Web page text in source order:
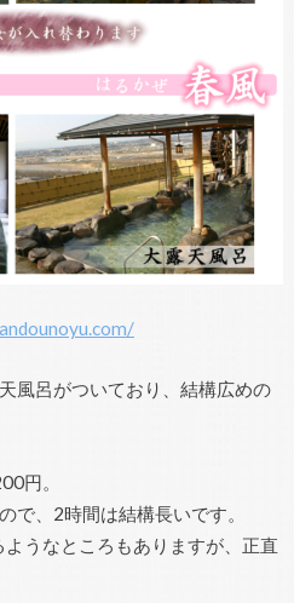
風呂がついており、結構広めの
円。
で、2時間は結構長いです。
うなところもありますが、正直